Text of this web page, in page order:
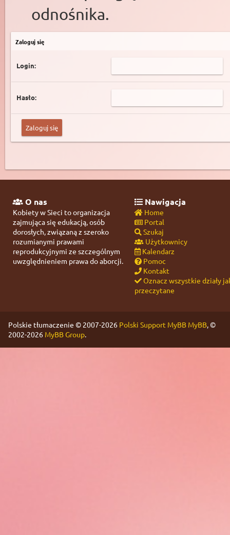
odnośnika.
Zaloguj się
Login:
Hasło:
O nas
Kobiety w Sieci to organizacja
zajmująca się edukacją, osób
dorosłych, związaną z szeroko
rozumianymi prawami
reprodukcyjnymi ze szczególnym
uwzględnieniem prawa do aborcji.
Nawigacja
Home
Portal
Szukaj
Użytkownicy
Kalendarz
Pomoc
Kontakt
Oznacz wszystkie działy
przeczytane
Polskie tłumaczenie © 2007-2026 Polski Support MyBB MyBB, ©
2002-2026 MyBB Group.